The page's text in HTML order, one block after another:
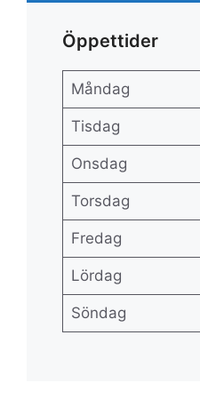
Öppettider
Måndag
Tisdag
Onsdag
Torsdag
Fredag
Lördag
Söndag